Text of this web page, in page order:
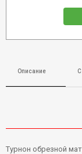
Описание
Турнон обрезной